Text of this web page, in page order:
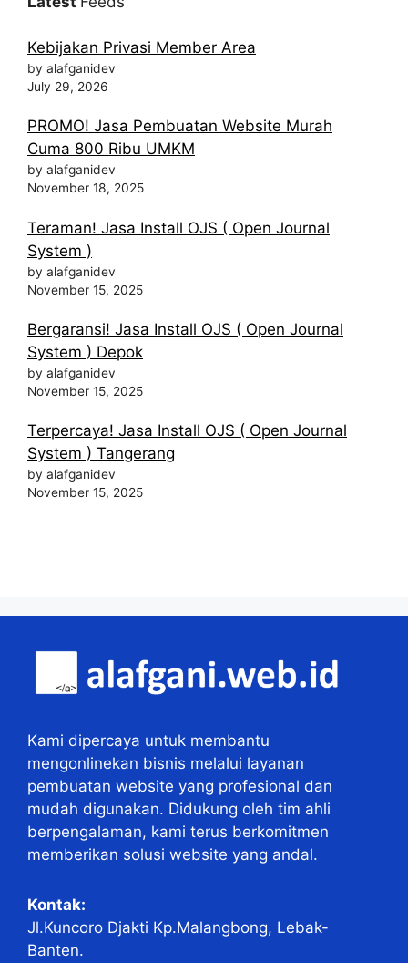
Kebijakan Privasi Member Area
by alafganidev
July 29, 2026
PROMO! Jasa Pembuatan Website Murah
Cuma 800 Ribu UMKM
by alafganidev
November 18, 2025
Teraman! Jasa Install OJS ( Open Journal
System )
by alafganidev
November 15, 2025
Bergaransi! Jasa Install OJS ( Open Journal
System ) Depok
by alafganidev
November 15, 2025
Terpercaya! Jasa Install OJS ( Open Journal
System ) Tangerang
by alafganidev
November 15, 2025
Kami dipercaya untuk membantu
mengonlinekan bisnis melalui layanan
pembuatan website yang profesional dan
mudah digunakan. Didukung oleh tim ahli
berpengalaman, kami terus berkomitmen
memberikan solusi website yang andal.
Kontak:
Jl.Kuncoro Djakti Kp.Malangbong, Lebak-
Banten.